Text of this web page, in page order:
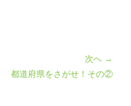
次へ →
都道府県をさがせ！その②